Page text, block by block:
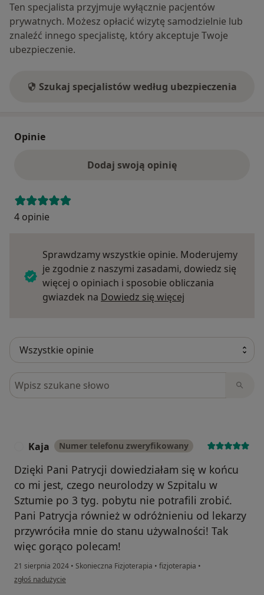
Ten specjalista przyjmuje wyłącznie pacjentów
prywatnych. Możesz opłacić wizytę samodzielnie lub
znaleźć innego specjalistę, który akceptuje Twoje
ubezpieczenie.
Szukaj specjalistów według ubezpieczenia
Opinie
Dodaj swoją opinię
4 opinie
Sprawdzamy wszystkie opinie. Moderujemy
je zgodnie z naszymi zasadami, dowiedz się
więcej o opiniach i sposobie obliczania
gwiazdek na Dowiedz się więcej
Szukaj w opiniach
Kaja Numer telefonu zweryfikowany
Dzięki Pani Patrycji dowiedziałam się w końcu
co mi jest, czego neurolodzy w Szpitalu w
Sztumie po 3 tyg. pobytu nie potrafili zrobić.
Pani Patrycja również w odróżnieniu od lekarzy
przywróciła mnie do stanu używalności! Tak
więc gorąco polecam!
21 sierpnia 2024 • Skonieczna Fizjoterapia • fizjoterapia •
w opinii użytkownika Kaja
zgłoś nadużycie